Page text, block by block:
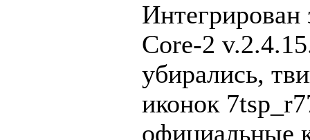
Core-2
убирались,
иконок
официальные